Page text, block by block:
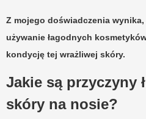
Z mojego doświadczenia
używanie łagodnych
kondycję tej wrażliwej skóry.
Jakie są przyczyny
skóry na nosie?